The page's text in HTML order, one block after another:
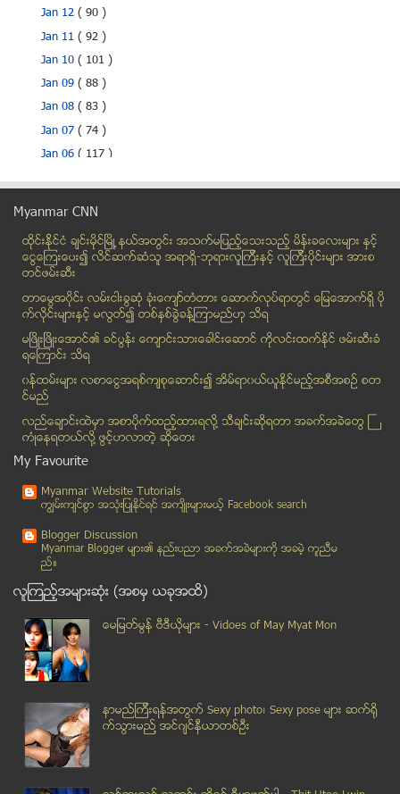
Jan 12( 90 )
Jan 11( 92 )
Jan 10( 101 )
Jan 09( 88 )
Jan 08( 83 )
Jan 07( 74 )
Jan 06( 117 )
Jan 05( 78 )
Jan 02( 105 )
အသက္ ၁၅ ႏွစ္အရြယ္ မိန္းကေလးကို မုဒိန္းျပဳက်င့္ခဲ့သ...
FRIENDLY MYANMAR အမည္ရွိ ဓါတ္ပံုစာအုပ္ အာဆီယံထိပ္သ...
စကားေျပာစက္မ်ား တရားမဝင္ ကိုင္ေဆာင္ပါက အေရးယူမည္
အီးယူ-ျမန္မာ ရင္းႏွီးျမႇဳပ္ႏွံမႈဆုိင္ရာ အကာအကြယ္ေပ...
ျမန္မာႏိုင္ငံ၏ ပထမဦးဆံုး ႏွစ္ထပ္ ဘုရင့္ေနာင္ခံုးေ...
ဂ်ီအက္စ္အမ္ႏွင့္ WCDMA မုိဘိုင္းဖုန္းမ်ား ၂၀၁၄ ႏွစ...
ျမန္မာသံရုံးကုိ ေဖာက္ခြဲရန္ ႀကိဳးစားသည့္ သံသယရွိသူ...
ေတာင္ဆူဒန္ လူမ်ဳိးေရးသတ္ျဖတ္မႈ ႏွစ္ဖက္လုံးက က်ဴးလြ...
၂၀၁၄ ျမန္မာ့ႏုိင္ငံေရး ဘာေတြ ဆက္ျဖစ္ႏုိင္မလဲ – အျမ...
မေလးတြင္ ပိတ္မိေနသည့္ အလုပ္သမားမ်ားထဲက ၂၁ ဦး ျမန္...
HR Journal အမွတ္စဥ္ (225)
7 Day News ဂ်ာနယ္ အတြဲ(၁၂) အမွတ္(၄၃)
The Trade Times ( Vol-2, No-90 )
ရတနာပံုေန႔စဥ္သတင္းစာ (၂-၁-၂၀၁၄) ၾကာသပေတးေန႔
ျပည္ျမန္မာဂ်ာနယ္ အမွတ္(၉၀၂)
သြားႏွင့္ခံတြင္းပ်က္စီးေစသည့္အမူအက်င့္မ်ား
တပ္သိမ္းေျမမ်ား ျပန္ရေရး ေနာင္ခ်ဳိလယ္သမားမ်ား ဆႏၵျပ
Myanmar CNN
ထိုင္းနို္င္ငံ ခ်င္းမိုင္ျမိဳ ့နယ္အတြင္း အသက္မျပည့္ေသးသည့္ မိန္းခေလးမ်ား နွင့္
ေငြေၾကးေပး၍ လိင္ဆက္ဆံသူ အရာရွိ-ဘုရားလူၾကီးနွင့္ လူၾကီးပိုင္းမ်ား အားစ
တင္ဖမ္းဆီး
တာေမြအ၀ိုင္း လမ္းငါးခြဆံု ခံုးေက်ာ္တံတား ေဆာက္လုပ္ရာတြင္ ေျမေအာက္ရွိ ပို
က္လိုင္းမ်ားႏွင့္ မလြတ္၍ တစ္ႏွစ္ခြဲခန္႔ၾကာမည္ဟု သိရ
မၿဖိဳးၿဖိဳးေအာင္၏ ခင္ပြန္း ေက်ာင္းသားေခါင္းေဆာင္ ကိုလင္းထက္ႏိုင္ ဖမ္းဆီးခံ
ရေၾကာင္း သိရ
၀န္ထမ္းမ်ား လစာေငြအရစ္က်စုေဆာင္း၍ အိမ္ရာ၀ယ္ယူႏုိင္မည့္အစီအစဥ္ စတ
င္မည္
လည္ေခ်ာင္းထဲမွာ အစာပိုက္ထည့္ထားရလုိ႔ သီခ်င္းဆုိရတာ အခက္အခဲေတြ ႀ
ကံဳေနရတယ္လို႔ ဖြင့္ဟလာတဲ့ ဆုိေတး
My Favourite
Myanmar Website Tutorials
ကၽြမ္းက်င္စြာ အသုံးျပဳႏုိင္ရင္ အက်ိဳးမ်ားမယ့္ Facebook search
Blogger Discussion
Myanmar Blogger မ်ား၏ နည္းပညာ အခက္အခဲမ်ားကုိ အခမဲ့ ကူညီမ
ည္။
လူၾကည့္အမ်ားဆုံး (အစမွ ယခုအထိ)
ေမျမတ္မြန္ ဗီဒီယုိမ်ား - Vidoes of May Myat Mon
နာမည္ၾကီးရန္အတြက္ Sexy photo၊ Sexy pose မ်ား ဆက္ရို
က္သြားမည္႔ အင္ဂ်င္နီယာတစ္ဦး